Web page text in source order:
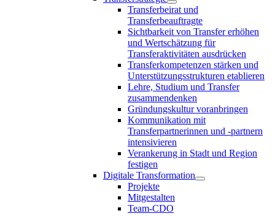
Transferbeirat und
Transferbeauftragte
Sichtbarkeit von Transfer erhöhen
und Wertschätzung für
Transferaktivitäten ausdrücken
Transferkompetenzen stärken und
Unterstützungsstrukturen etablieren
Lehre, Studium und Transfer
zusammendenken
Gründungskultur voranbringen
Kommunikation mit
Transferpartnerinnen und -partnern
intensivieren
Verankerung in Stadt und Region
festigen
Digitale Transformation
Projekte
Mitgestalten
Team-CDO